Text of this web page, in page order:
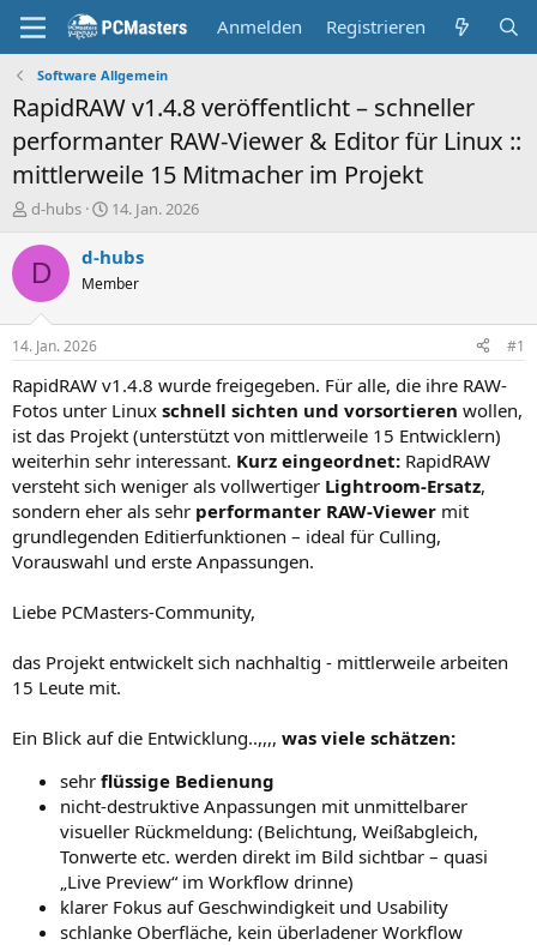
Anmelden Registrieren
Software Allgemein
RapidRAW v1.4.8 veröffentlicht – schneller
performanter RAW-Viewer & Editor für Linux ::
mittlerweile 15 Mitmacher im Projekt
E
s
e
r
d-hubs
E
s
e
t
a
m
14. Jan. 2026
D d-hubs
Member
14. Jan. 2026 #1
RapidRAW v1.4.8 wurde freigegeben. Für alle, die ihre RAW-
Fotos unter Linux schnell sichten und vorsortieren wollen,
ist das Projekt (unterstützt von mittlerweile 15 Entwicklern)
weiterhin sehr interessant. Kurz eingeordnet: RapidRAW
versteht sich weniger als vollwertiger Lightroom-Ersatz,
sondern eher als sehr performanter RAW-Viewer mit
grundlegenden Editierfunktionen – ideal für Culling,
Vorauswahl und erste Anpassungen.
Liebe PCMasters-Community,
das Projekt entwickelt sich nachhaltig - mittlerweile arbeiten
15 Leute mit.
Ein Blick auf die Entwicklung..,,,, was viele schätzen:
sehr flüssige Bedienung
nicht-destruktive Anpassungen mit unmittelbarer
visueller Rückmeldung: (Belichtung, Weißabgleich,
Tonwerte etc. werden direkt im Bild sichtbar – quasi
„Live Preview“ im Workflow drinne)
klarer Fokus auf Geschwindigkeit und Usability
schlanke Oberfläche, kein überladener Workflow